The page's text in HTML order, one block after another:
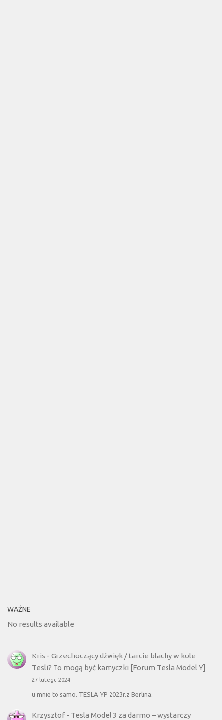
WAŻNE
No results available
Kris - Grzechoczący dźwięk / tarcie blachy w kole
Tesli? To mogą być kamyczki [Forum Tesla Model Y]
27 lutego 2024
u mnie to samo. TESLA YP 2023r.z Berlina.
Krzysztof- Tesla Model 3 za darmo – wystarczy